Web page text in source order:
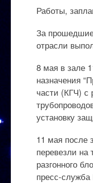
Работы,
За
отрасли
8 мая в зале
назначения
части (КГЧ) с
установку
11 мая после
перевезли на
разгонного
пресс-